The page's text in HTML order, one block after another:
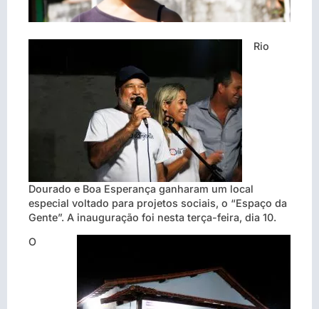
Rio
Dourado e Boa Esperança ganharam um local
especial voltado para projetos sociais, o “Espaço da
Gente”. A inauguração foi nesta terça-feira, dia 10.
O